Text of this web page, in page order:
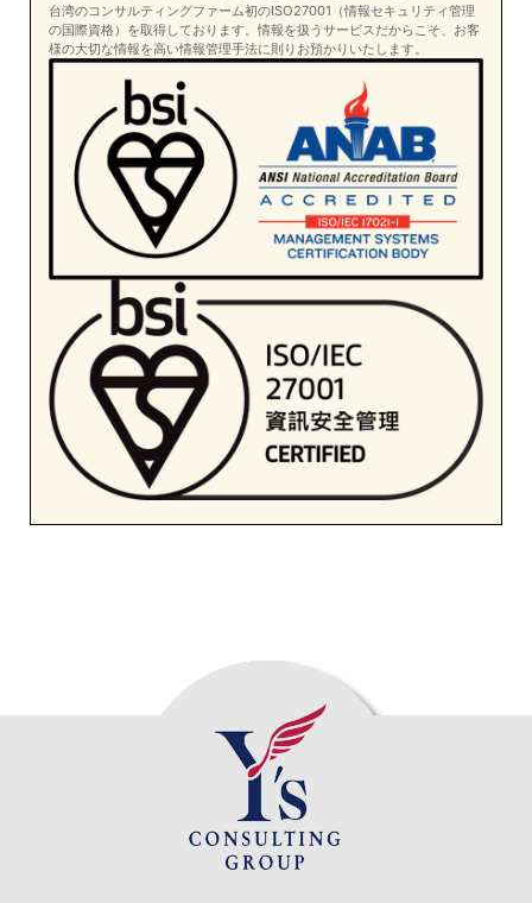
台湾のコンサルティングファーム初のISO27001（情報セキュリティ管理
の国際資格）を取得しております。情報を扱うサービスだからこそ、お客
様の大切な情報を高い情報管理手法に則りお預かりいたします。